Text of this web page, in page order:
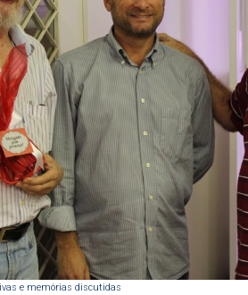
e memórias discutidas